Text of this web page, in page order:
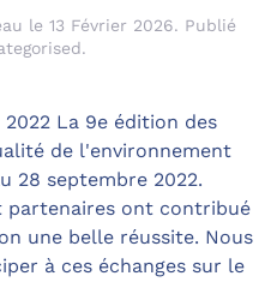
le 13 Février 2026. Publié
.
La 9e édition des
de l'environnement
28 septembre 2022.
partenaires ont contribué
une belle réussite. Nous
à ces échanges sur le